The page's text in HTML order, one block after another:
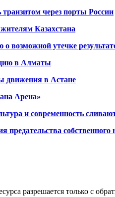
через порты России
Казахстана
возможной утечке
в Алматы
движения в Астане
Арена»
и современность
предательства собственного
разрешается только с